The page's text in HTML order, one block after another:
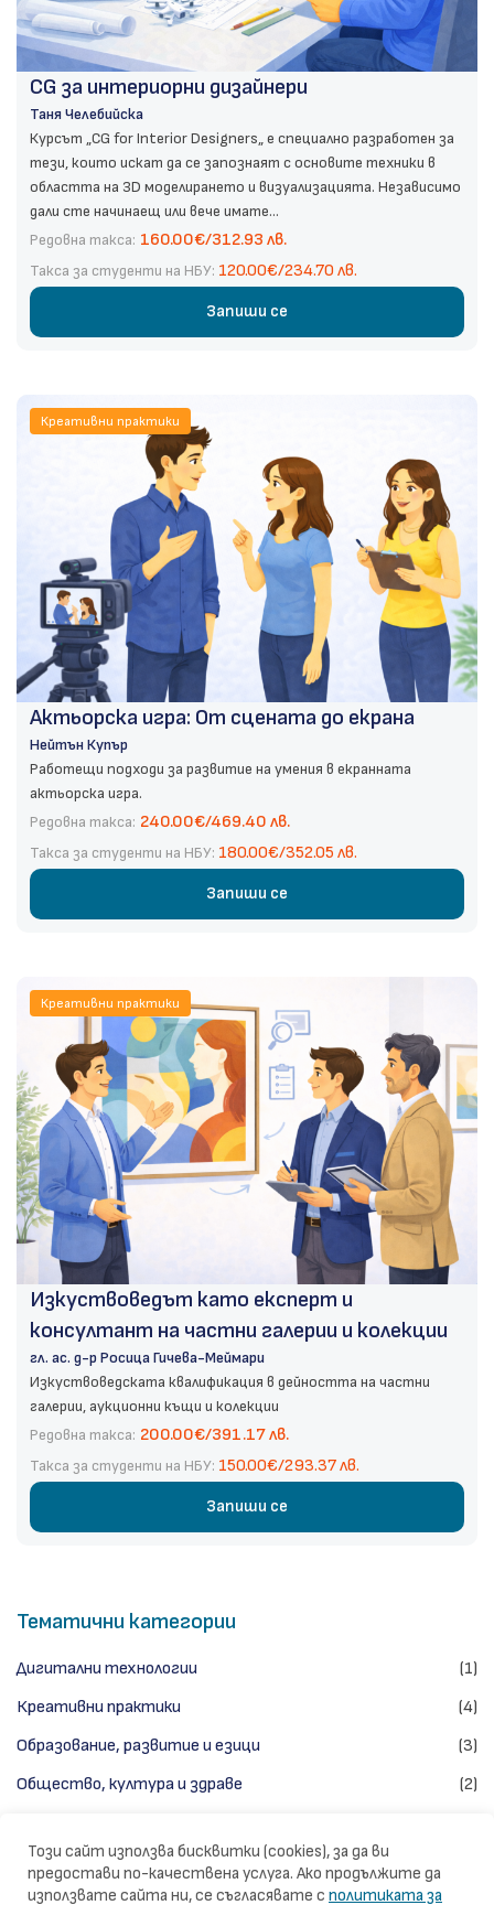
CG за интериорни дизайнери
Таня Челебийска
Курсът „CG for Interior Designers„ е специално разработен за
тези, които искат да се запознаят с основите техники в
областта на 3D моделирането и визуализацията. Независимо
дали сте начинаещ или вече имате...
Редовна такса: 160.00€/312.93 лв.
Такса за студенти на НБУ: 120.00€/234.70 лв.
Запиши се
Креативни практики
Актьорска игра: От сцената до екрана
Нейтън Купър
Работещи подходи за развитие на умения в екранната
актьорска игра.
Редовна такса: 240.00€/469.40 лв.
Такса за студенти на НБУ: 180.00€/352.05 лв.
Запиши се
Креативни практики
Изкуствоведът като експерт и
консултант на частни галерии и колекции
гл. ас. д-р Росица Гичева-Меймари
Изкуствоведската квалификация в дейността на частни
галерии, аукционни къщи и колекции
Редовна такса: 200.00€/391.17 лв.
Такса за студенти на НБУ: 150.00€/293.37 лв.
Запиши се
Тематични категории
Дигитални технологии
(1)
Креативни практики
(4)
Образование, развитие и езици
(3)
Общество, култура и здраве
(2)
Стратегия и управление
Финализирани обучения
Този сайт използва бисквитки (cookies), за да ви
предостави по-качествена услуга. Ако продължите да
използвате сайта ни, се съгласявате с политиката за